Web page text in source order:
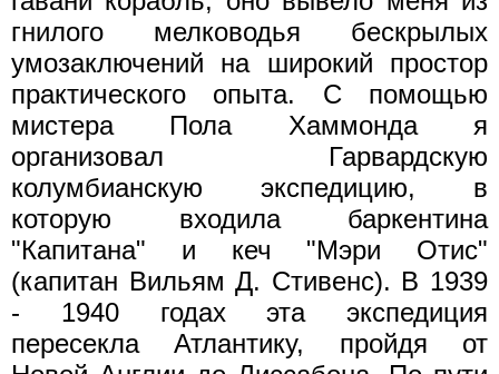
гнилого мелководья бескрылых
умозаключений на широкий простор
практического опыта. С помощью
мистера Пола Хаммонда я
организовал Гарвардскую
колумбианскую экспедицию, в
которую входила баркентина
"Капитана" и кеч "Мэри Отис"
(капитан Вильям Д. Стивенс). В 1939
- 1940 годах эта экспедиция
пересекла Атлантику, пройдя от